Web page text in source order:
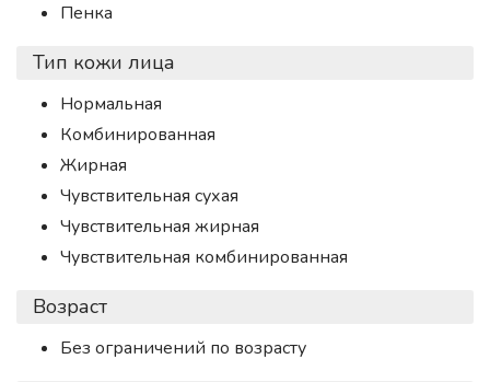
Пенка
Тип кожи лица
Нормальная
Комбинированная
Жирная
Чувствительная сухая
Чувствительная жирная
Чувствительная комбинированная
Возраст
Без ограничений по возрасту